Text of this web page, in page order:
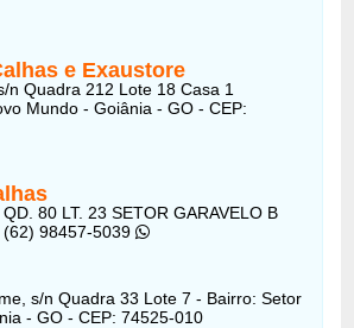
e Exaustore
n Quadra 212 Lote 18 Casa 1
Mundo - Goiânia - GO - CEP:
80 LT. 23 SETOR GARAVELO B
(62) 98457-5039
s/n Quadra 33 Lote 7 - Bairro: Setor
- GO - CEP: 74525-010